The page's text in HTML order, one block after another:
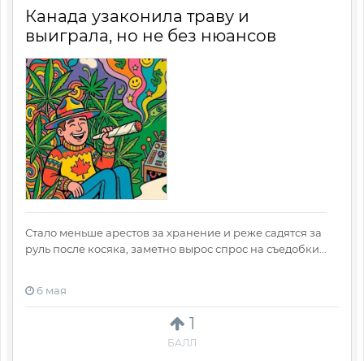
1
БАЛЛ
Канада узаконила траву и
выиграла, но не без нюансов
Стало меньше арестов за хранение и реже садятся за
руль после косяка, заметно вырос спрос на съедобки...
6 мая